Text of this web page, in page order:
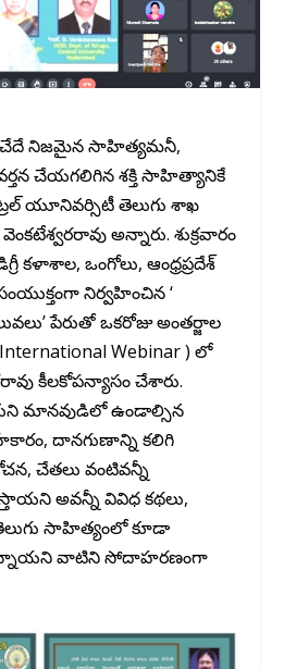
నిజమైన సాహిత్యమనీ,
చేయగలిగిన శక్తి సాహిత్యానికే‌
యూనివర్సిటీ తెలుగు శాఖ
అన్నారు. శుక్రవారం
కళాశాల, ఒంగోలు, ఆంధ్రప్రదేశ్
నిర్వహించిన ‘
పేరుతో ఒకరోజు అంతర్జాల
Webinar ) లో
కీలకోపన్యాసం చేశారు.
మానవుడిలో ఉండాల్సిన
దానగుణాన్ని కలిగి
చేతలు వంటివన్నీ
అవన్నీ వివిధ కథలు,
సాహిత్యంలో కూడా
వాటిని సోదాహరణంగా